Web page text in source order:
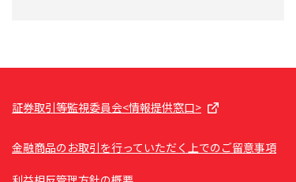
証券取引等監視委員会<情報提供窓口>
金融商品のお取引を行っていただく上でのご留意事項